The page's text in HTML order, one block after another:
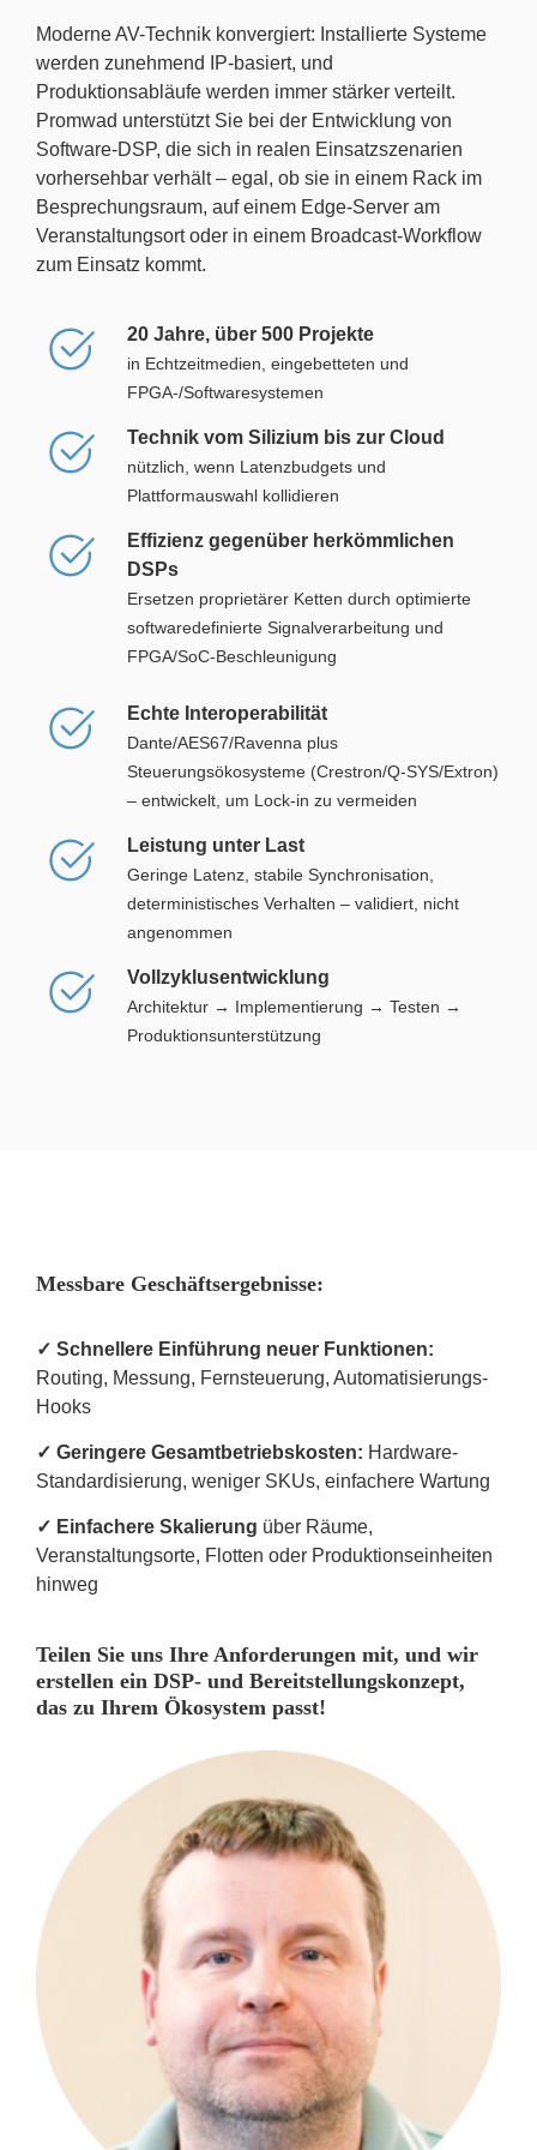
Moderne AV-Technik konvergiert: Installierte Systeme
werden zunehmend IP-basiert, und
Produktionsabläufe werden immer stärker verteilt.
Promwad unterstützt Sie bei der Entwicklung von
Software-DSP, die sich in realen Einsatzszenarien
vorhersehbar verhält – egal, ob sie in einem Rack im
Besprechungsraum, auf einem Edge-Server am
Veranstaltungsort oder in einem Broadcast-Workflow
zum Einsatz kommt.
20 Jahre, über 500 Projekte
in Echtzeitmedien, eingebetteten und
FPGA-/Softwaresystemen
Technik vom Silizium bis zur Cloud
nützlich, wenn Latenzbudgets und
Plattformauswahl kollidieren
Effizienz gegenüber herkömmlichen
DSPs
Ersetzen proprietärer Ketten durch optimierte
softwaredefinierte Signalverarbeitung und
FPGA/SoC-Beschleunigung
Echte Interoperabilität
Dante/AES67/Ravenna plus
Steuerungsökosysteme (Crestron/Q-SYS/Extron)
– entwickelt, um Lock-in zu vermeiden
Leistung unter Last
Geringe Latenz, stabile Synchronisation,
deterministisches Verhalten – validiert, nicht
angenommen
Vollzyklusentwicklung
Architektur → Implementierung → Testen →
Produktionsunterstützung
Messbare Geschäftsergebnisse:
✓ Schnellere Einführung neuer Funktionen:
Routing, Messung, Fernsteuerung, Automatisierungs-
Hooks
✓ Geringere Gesamtbetriebskosten: Hardware-
Standardisierung, weniger SKUs, einfachere Wartung
✓ Einfachere Skalierung über Räume,
Veranstaltungsorte, Flotten oder Produktionseinheiten
hinweg
Teilen Sie uns Ihre Anforderungen mit, und wir
erstellen ein DSP- und Bereitstellungskonzept,
das zu Ihrem Ökosystem passt!